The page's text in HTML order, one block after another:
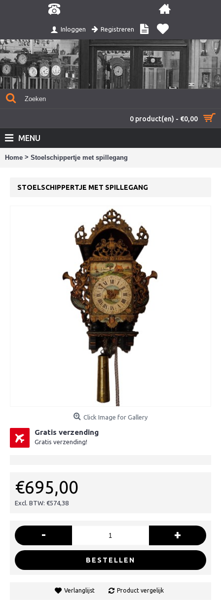
Inloggen Registreren
0 product(en) - €0,00
MENU
Home > Stoelschippertje met spillegang
STOELSCHIPPERTJE MET SPILLEGANG
Click Image for Gallery
Gratis verzending
Gratis verzending!
€695,00
Excl. BTW: €574,38
- +
BESTELLEN
Verlanglijst Product vergelijk